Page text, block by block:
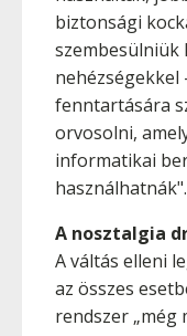
biztonsági
szembesülniük
fenntartására
orvosolni,
informatikai
használhatnák".
A nosztalgia
A váltás elleni
az összes
rendszer „még